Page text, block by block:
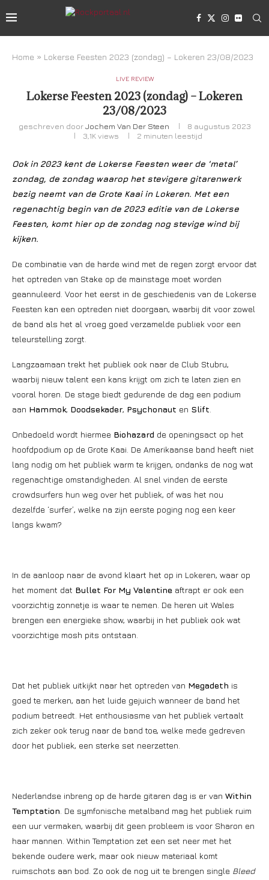
Home » Lokerse Feesten 2023 (zondag) – Lokeren 23/08/2023
LIVE REVIEW
Lokerse Feesten 2023 (zondag) – Lokeren
23/08/2023
geschreven doorJochem Van Der Steen
8 augustus 2023
3,1K views 2 minuten leestijd
Ook in 2023 kent de Lokerse Feesten weer de ‘metal’
zondag, de zondag waarop het stevigere gitarenwerk
bezig neemt van de Grote Kaai in Lokeren. Met een
regenachtig begin van de 2023 editie van de Lokerse
Feesten, komt hier op de zondag nog stevige wind bij
kijken.
De combinatie van de harde wind met de regen zorgt ervoor dat
het optreden van Stake op de mainstage moet worden
geannuleerd. Voor het eerst in de geschiedenis van de Lokerse
Feesten kan een optreden niet doorgaan, waarbij dit voor zowel
de band als het al vroeg goed verzamelde publiek voor een
teleurstelling zorgt.
Langzaamaan trekt het publiek ook naar de Club Stubru,
waarbij nieuw talent een kans krijgt om zich te laten zien en
vooral horen. De stage biedt gedurende de dag een podium
aan Hammok, Doodsekader, Psychonaut en Slift
Onbedoeld wordt hiermee Biohazard de openingsact op het
hoofdpodium op de Grote Kaai. De Amerikaanse band heeft niet
lang nodig om het publiek warm te krijgen, ondanks de nog wat
regenachtige omstandigheden. Al snel vinden de eerste
crowdsurfers hun weg over het publiek, of was het nou
dezelfde ‘surfer’, welke na zijn eerste poging nog een keer
langs kwam?
In de aanloop naar de avond klaart het op in Lokeren, waar op
het moment dat Bullet For My Valentine aftrapt er ook een
voorzichtig zonnetje is waar te nemen. De heren uit Wales
brengen een energieke show, waarbij in het publiek ook wat
voorzichtige mosh pits ontstaan.
Dat het publiek uitkijkt naar het optreden van Megadeth is
goed te merken, aan het luide gejuich wanneer de band het
podium betreedt. Het enthousiasme van het publiek vertaalt
zich zeker ook terug naar de band toe, welke mede gedreven
door het publiek, een sterke set neerzetten.
Nederlandse inbreng op de harde gitaren dag is er van Within
Temptation . De symfonische metalband mag het publiek ruim
een uur vermaken, waarbij dit geen probleem is voor Sharon en
haar mannen. Within Temptation zet een set neer met het
bekende oudere werk, maar ook nieuw materiaal komt
ruimschots aan bod. Zo ook de nog uit te brengen single Bleed